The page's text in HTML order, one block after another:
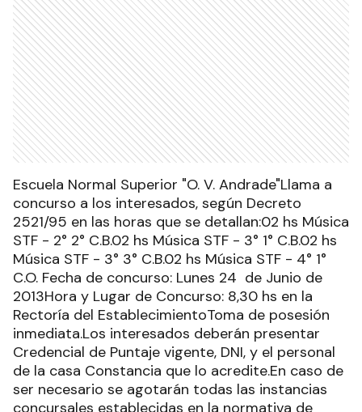
Escuela Normal Superior "O. V. Andrade"Llama a
concurso a los interesados, según Decreto
2521/95 en las horas que se detallan:02 hs Música
STF - 2° 2° C.B.02 hs Música STF - 3° 1° C.B.02 hs
Música STF - 3° 3° C.B.02 hs Música STF - 4° 1°
C.O. Fecha de concurso: Lunes 24 de Junio de
2013Hora y Lugar de Concurso: 8,30 hs en la
Rectoría del EstablecimientoToma de posesión
inmediata.Los interesados deberán presentar
Credencial de Puntaje vigente, DNI, y el personal
de la casa Constancia que lo acredite.En caso de
ser necesario se agotarán todas las instancias
concursales establecidas en la normativa de